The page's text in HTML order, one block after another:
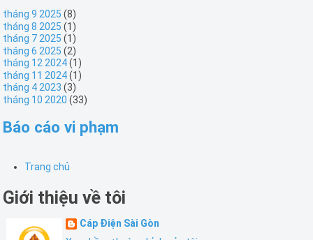
tháng 9 2025 (8)
tháng 8 2025 (1)
tháng 7 2025 (1)
tháng 6 2025 (2)
tháng 12 2024(1)
tháng 11 2024(1)
tháng 4 2023 (3)
tháng 10 2020 (33)
Báo cáo vi phạm
Trang chủ
Giới thiệu về tôi
Cáp Điện Sài Gòn